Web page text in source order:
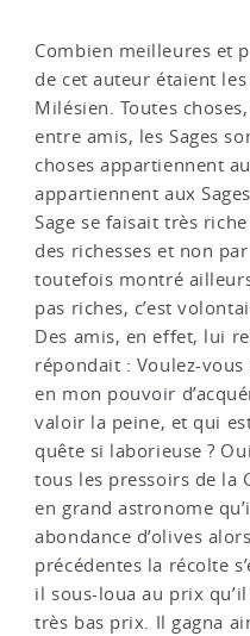
Combien meilleures et
de cet auteur étaient
Milésien. Toutes
entre amis, les Sages
choses appartiennent
appartiennent aux
Sage se faisait très
des richesses et non
toutefois montré
pas riches, c’est
Des amis, en effet, lui
répondait : Voulez-
en mon pouvoir
valoir la peine, et qui
quête si laborieuse ?
tous les pressoirs de la
en grand astronome
abondance d’olives
précédentes la récolte
il sous-loua au prix
très bas prix. Il gagna